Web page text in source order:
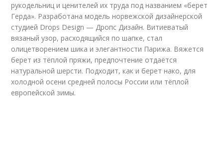
рукодельниц и ценителей их труда под названием «берет
Герда». Разработана модель норвежской дизайнерской
студией Drops Design — Дропс Дизайн. Витиеватый
вязаный узор, расходящийся по шапке, стал
олицетворением шика и элегантности Парижа. Вяжется
берет из тёплой пряжи, предпочтение отдаётся
натуральной шерсти. Подходит, как и берет нако, для
холодной осени средней полосы России или тёплой
европейской зимы.